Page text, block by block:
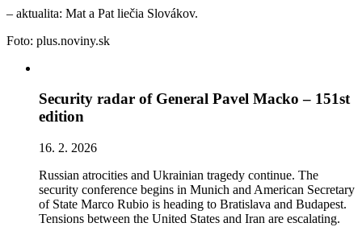
– aktualita: Mat a Pat liečia Slovákov.
Foto: plus.noviny.sk
Security radar of General Pavel Macko – 151st
edition
16. 2. 2026
Russian atrocities and Ukrainian tragedy continue. The
security conference begins in Munich and American Secretary
of State Marco Rubio is heading to Bratislava and Budapest.
Tensions between the United States and Iran are escalating.